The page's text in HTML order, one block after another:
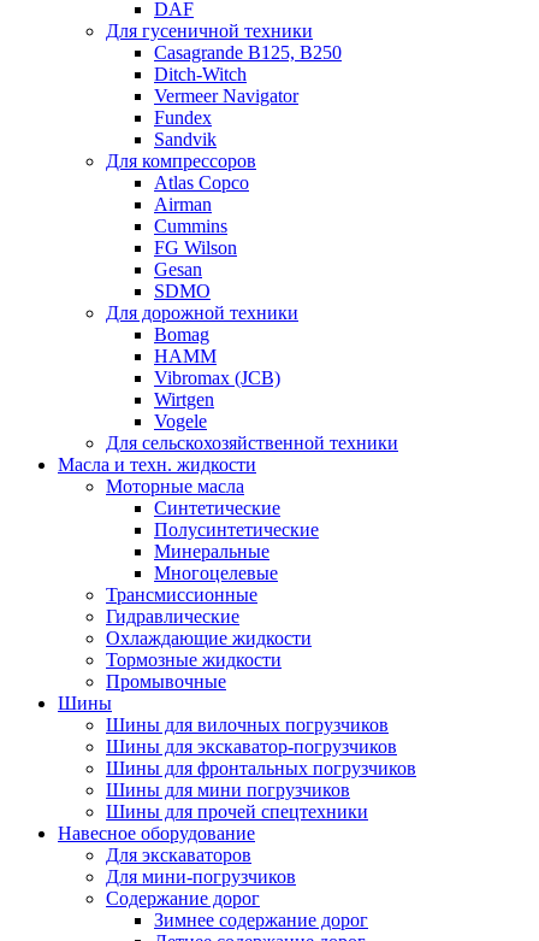
DAF
Для гусеничной техники
Casagrande B125, B250
Ditch-Witch
Vermeer Navigator
Fundex
Sandvik
Для компрессоров
Atlas Copco
Airman
Cummins
FG Wilson
Gesan
SDMO
Для дорожной техники
Bomag
HAMM
Vibromax (JCB)
Wirtgen
Vogele
Для сельскохозяйственной техники
Масла и техн. жидкости
Моторные масла
Синтетические
Полусинтетические
Минеральные
Многоцелевые
Трансмиссионные
Гидравлические
Охлаждающие жидкости
Тормозные жидкости
Промывочные
Шины
Шины для вилочных погрузчиков
Шины для экскаватор-погрузчиков
Шины для фронтальных погрузчиков
Шины для мини погрузчиков
Шины для прочей спецтехники
Навесное оборудование
Для экскаваторов
Для мини-погрузчиков
Содержание дорог
Зимнее содержание дорог